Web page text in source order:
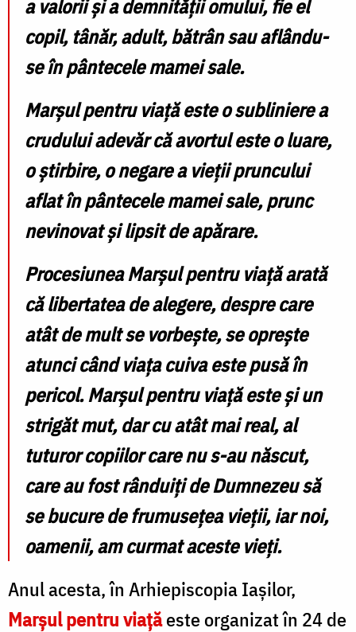
a valorii și a demnității omului, fie el
copil, tânăr, adult, bătrân sau aflându-
se în pântecele mamei sale.
Marșul pentru viață este o subliniere a
crudului adevăr că avortul este o luare,
o știrbire, o negare a vieții pruncului
aflat în pântecele mamei sale, prunc
nevinovat și lipsit de apărare.
Procesiunea Marșul pentru viață arată
că libertatea de alegere, despre care
atât de mult se vorbește, se oprește
atunci când viața cuiva este pusă în
pericol. Marșul pentru viață este și un
strigăt mut, dar cu atât mai real, al
tuturor copiilor care nu s-au născut,
care au fost rânduiți de Dumnezeu să
se bucure de frumusețea vieții, iar noi,
oamenii, am curmat aceste vieți.
Anul acesta, în Arhiepiscopia Iașilor,
Marșul pentru viațăeste organizat în 24 de